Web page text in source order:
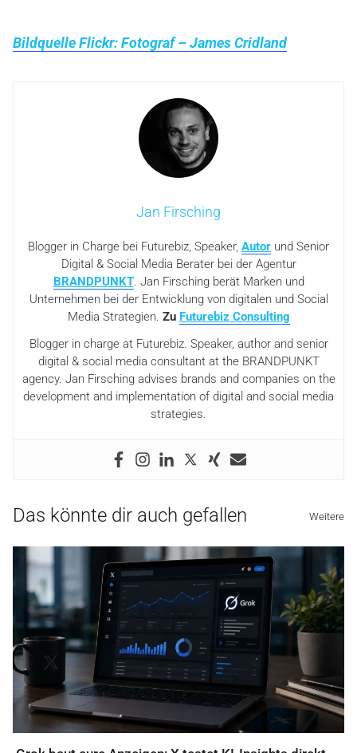
Bildquelle Flickr: Fotograf – James Cridland
Jan Firsching
Blogger in Charge bei Futurebiz, Speaker, Autor und Senior
Digital & Social Media Berater bei der Agentur
BRANDPUNKT. Jan Firsching berät Marken und
Unternehmen bei der Entwicklung von digitalen und Social
Media Strategien. Zu Futurebiz Consulting
Blogger in charge at Futurebiz. Speaker, author and senior
digital & social media consultant at the BRANDPUNKT
agency. Jan Firsching advises brands and companies on the
development and implementation of digital and social media
strategies.
Das könnte dir auch gefallen Weitere